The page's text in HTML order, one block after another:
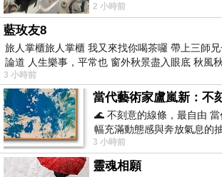
情況下，靠著自我努力工作
2 小時前
藍玫友8
旅人掌櫃旅人掌櫃 我又來找你喝茶囉 帶上三師
論道 人生樂事，平常也 窗外秋景盡入眼底 秋風
3 小時前
🌊 不刻意的線條，最自由
幅充滿動態感與奔放氣息的
藍色顏料在白色畫布上揮灑
3 小時前
靈魂相願